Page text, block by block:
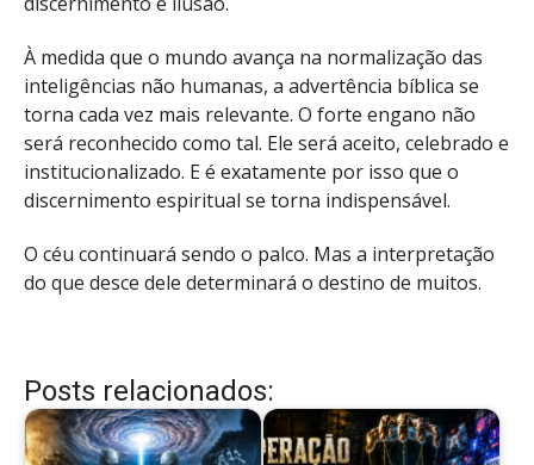
À medida que o mundo avança na normalização das
inteligências não humanas, a advertência bíblica se
torna cada vez mais relevante. O forte engano não
será reconhecido como tal. Ele será aceito, celebrado e
institucionalizado. E é exatamente por isso que o
discernimento espiritual se torna indispensável.
O céu continuará sendo o palco. Mas a interpretação
do que desce dele determinará o destino de muitos.
Posts relacionados: